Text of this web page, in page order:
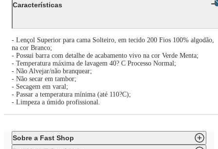
Características
- Lençol Superior para cama Solteiro, em tecido 200 Fios 100% algodão,
na cor Branco;
- Possui barra com detalhe de acabamento vivo na cor Verde Menta;
- Temperatura máxima de lavagem 40? C Processo Normal;
- Não Alvejar/não branquear;
- Não secar em tambor;
- Secagem em varal;
- Passar a temperatura mínima (até 110?C);
- Limpeza a úmido profissional.
Sobre a Fast Shop